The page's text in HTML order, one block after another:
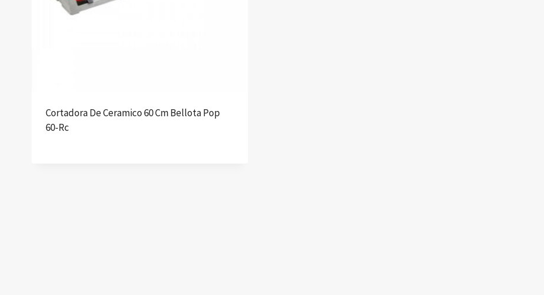
Cortadora De Ceramico 60 Cm Bellota Pop
60-Rc